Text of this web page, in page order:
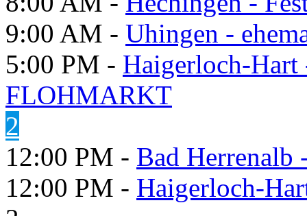
9:00 AM - Uhingen -
5:00 PM - Haigerloch-
FLOHMARKT
2
12:00 PM - Bad Herrenalb
12:00 PM - Haigerloch-